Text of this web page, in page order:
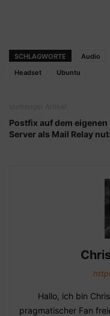
SCHLAGWORTE Audio
Headset
Ubuntu
Postfix auf dem eigenen
Server als Mail Relay
Hallo, ich bin
pragmatischer Fan